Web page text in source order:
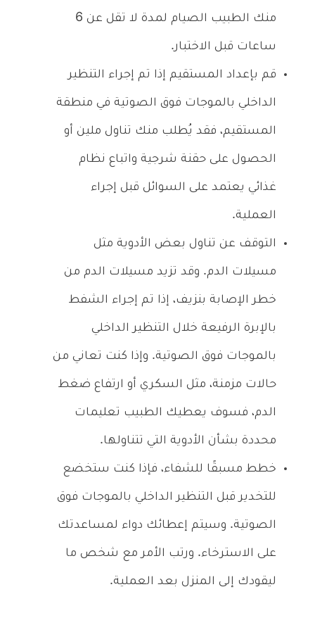
منك الطبيب الصيام لمدة لا تقل عن 6
ساعات قبل الاختبار.
قم بإعداد المستقيم إذا تم إجراء التنظير
الداخلي بالموجات فوق الصوتية في منطقة
المستقيم، فقد يُطلب منك تناول ملين أو
الحصول على حقنة شرجية واتباع نظام
غذائي يعتمد على السوائل قبل إجراء
العملية.
التوقف عن تناول بعض الأدوية مثل
مسيلات الدم. وقد تزيد مسيلات الدم من
خطر الإصابة بنزيف، إذا تم إجراء الشفط
بالإبرة الرفيعة خلال التنظير الداخلي
بالموجات فوق الصوتية. وإذا كنت تعاني من
حالات مزمنة، مثل السكري أو ارتفاع ضغط
الدم، فسوف يعطيك الطبيب تعليمات
محددة بشأن الأدوية التي تتناولها.
خطط مسبقًا للشفاء، فإذا كنت ستخضع
للتخدير قبل التنظير الداخلي بالموجات فوق
الصوتية. وسيتم إعطائك دواء لمساعدتك
على الاسترخاء. ورتب الأمر مع شخص ما
ليقودك إلى المنزل بعد العملية.